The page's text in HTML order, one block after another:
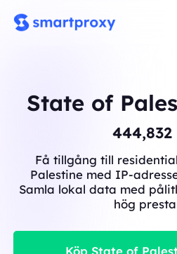
State of
444,832
Få tillgång till
Palestine med IP-
Samla lokal data med
hög